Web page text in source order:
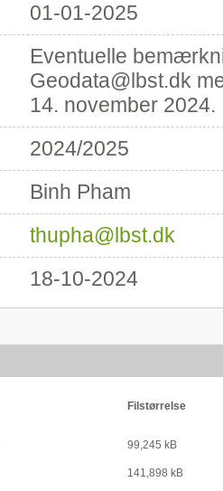
01-01-2025
Eventuelle
Geodata@lbst.dk
14. november 2024.
2024/2025
Binh Pham
thupha@lbst.dk
18-10-2024
Filstørrelse
99,245 kB
141,898 kB